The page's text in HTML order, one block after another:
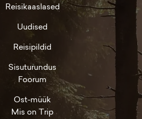
Reisikaaslased
Uudised
Reisipildid
Sisuturundus
Foorum
Ost-müük
Mis on Trip